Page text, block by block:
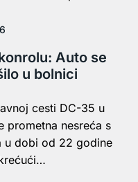
Auto se
u bolnici
cesti DC-35 u
prometna nesreća s
u dobi od 22 godine